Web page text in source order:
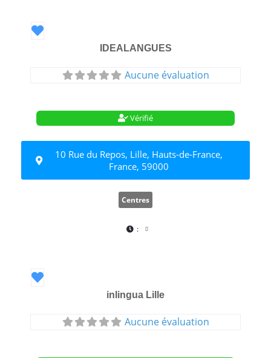
Favori
IDEALANGUES
Aucune évaluation
Vérifié
10 Rue du Repos, Lille, Hauts-de-France,
France, 59000
Centres
:
Favori
inlingua Lille
Aucune évaluation